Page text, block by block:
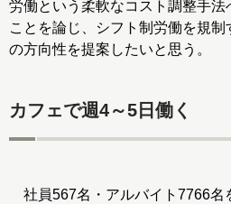
労働という柔軟なコスト調整手法
ことを論じ、シフト制労働を規制
の方向性を提案したいと思う。
カフェで週4～5日働く
社員567名・アルバイト7766名